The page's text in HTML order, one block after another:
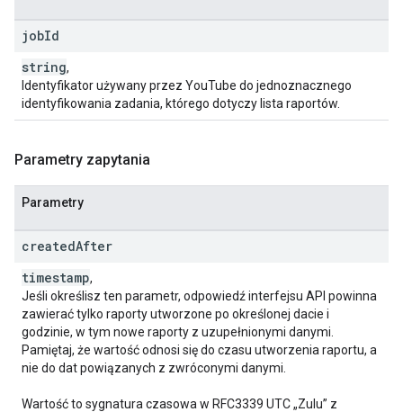
jobId
string,
Identyfikator używany przez YouTube do jednoznacznego
identyfikowania zadania, którego dotyczy lista raportów.
Parametry zapytania
Parametry
createdAfter
timestamp,
Jeśli określisz ten parametr, odpowiedź interfejsu API powinna
zawierać tylko raporty utworzone po określonej dacie i
godzinie, w tym nowe raporty z uzupełnionymi danymi.
Pamiętaj, że wartość odnosi się do czasu utworzenia raportu, a
nie do dat powiązanych z zwróconymi danymi.
Wartość to sygnatura czasowa w RFC3339 UTC „Zulu” z